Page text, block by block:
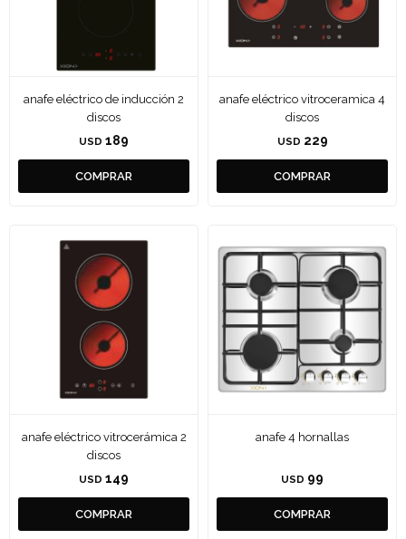
anafe eléctrico de inducción 2
discos
USD 189
anafe eléctrico vitroceramica 4
discos
USD 229
anafe eléctrico vitrocerámica 2
discos
USD 149
anafe 4 hornallas
USD 99